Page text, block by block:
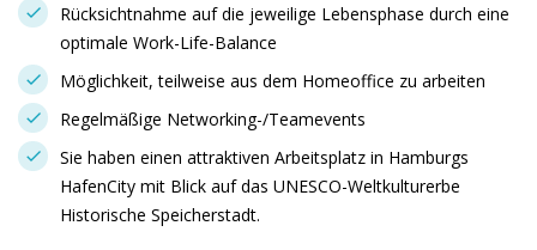
Rücksichtnahme auf die jeweilige Lebensphase durch eine
optimale Work-Life-Balance
Möglichkeit, teilweise aus dem Homeoffice zu arbeiten
Regelmäßige Networking-/Teamevents
Sie haben einen attraktiven Arbeitsplatz in Hamburgs
HafenCity mit Blick auf das UNESCO-Weltkulturerbe
Historische Speicherstadt.